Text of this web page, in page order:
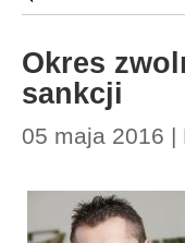
Okres
sankcji
05 maja 2016 |